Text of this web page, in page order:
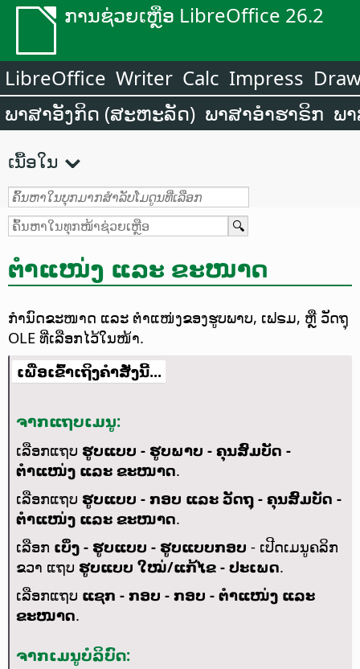
ການຊ່ວຍເຫຼືອ LibreOffice 26.2
LibreOffice Writer Calc Impress
ພາສາອັງກິດ (ສະຫະລັດ) ພາສາອຳຮາຣິກ ພ
ເນື້ອໃນ
ຕຳແໜ່ງ ແລະ ຂະໜາດ
ກຳນົດຂະໜາດ ແລະ ຕຳແໜ່ງຂອງຮູບພາບ, ເຟຣມ, ຫຼື ວັດຖຸ
OLE ທີ່ເລືອກໄວ້ໃນໜ້າ.
ເພື່ອເຂົ້າເຖິງຄຳສັ່ງນີ້...
ຈາກແຖບເມນູ:
ເລືອກແຖບ ຮູບແບບ - ຮູບພາບ - ຄຸນສົມບັດ -
ຕຳແໜ່ງ ແລະ ຂະໜາດ.
ເລືອກແຖບ ຮູບແບບ - ກອບ ແລະ ວັດຖຸ - ຄຸນສົມບັດ -
ຕຳແໜ່ງ ແລະ ຂະໜາດ.
ເລືອກ ເບິ່ງ - ຮູບແບບ - ຮູບແບບກອບ - ເປີດເມນູຄລິກ
ຂວາ ແຖບ ຮູບແບບ ໃໝ່/ແກ້ໄຂ - ປະເພດ.
ເລືອກແຖບ ແຊກ - ກອບ - ກອບ - ຕຳແໜ່ງ ແລະ
ຂະໜາດ.
ຈາກເມນູບໍລິບົດ: